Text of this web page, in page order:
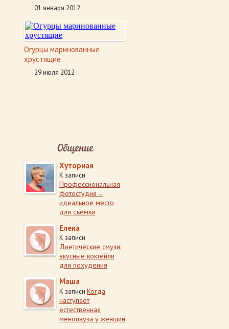
01 января 2012
Огурцы маринованные
хрустящие
29 июля 2012
Общение
Хуторная
К записи
Профессиональная
фотостудия –
идеальное место
для съемки
Елена
К записи
Диетические смузи:
вкусные коктейли
для похудения
Маша
К записи Когда
наступает
естественная
менопауза у женщин